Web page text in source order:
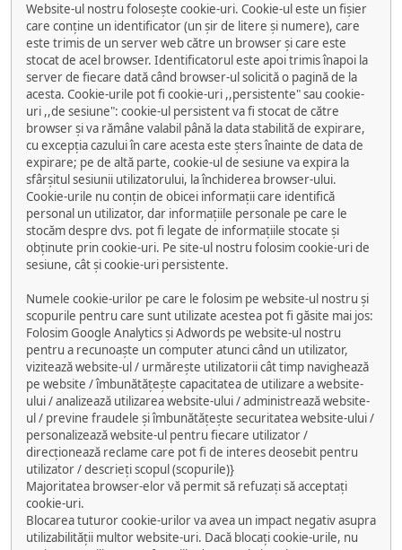
Website-ul nostru folosește cookie-uri. Cookie-ul este un fișier
care conține un identificator (un șir de litere și numere), care
este trimis de un server web către un browser și care este
stocat de acel browser. Identificatorul este apoi trimis înapoi la
server de fiecare dată când browser-ul solicită o pagină de la
acesta. Cookie-urile pot fi cookie-uri ,,persistente" sau cookie-
uri ,,de sesiune": cookie-ul persistent va fi stocat de către
browser și va rămâne valabil până la data stabilită de expirare,
cu excepția cazului în care acesta este șters înainte de data de
expirare; pe de altă parte, cookie-ul de sesiune va expira la
sfârșitul sesiunii utilizatorului, la închiderea browser-ului.
Cookie-urile nu conțin de obicei informații care identifică
personal un utilizator, dar informațiile personale pe care le
stocăm despre dvs. pot fi legate de informațiile stocate și
obținute prin cookie-uri. Pe site-ul nostru folosim cookie-uri de
sesiune, cât și cookie-uri persistente.
Numele cookie-urilor pe care le folosim pe website-ul nostru și
scopurile pentru care sunt utilizate acestea pot fi găsite mai jos:
Folosim Google Analytics și Adwords pe website-ul nostru
pentru a recunoaște un computer atunci când un utilizator,
vizitează website-ul / urmărește utilizatorii cât timp navighează
pe website / îmbunătățește capacitatea de utilizare a website-
ului / analizează utilizarea website-ului / administrează website-
ul / previne fraudele și îmbunătățește securitatea website-ului /
personalizează website-ul pentru fiecare utilizator /
direcționează reclame care pot fi de interes deosebit pentru
utilizator / descrieți scopul (scopurile)}
Majoritatea browser-elor vă permit să refuzați să acceptați
cookie-uri.
Blocarea tuturor cookie-urilor va avea un impact negativ asupra
utilizabilității multor website-uri. Dacă blocați cookie-urile, nu